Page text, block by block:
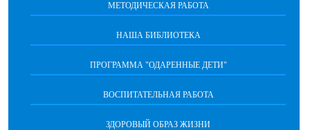
МЕТОДИЧЕСКАЯ РАБОТА
НАША БИБЛИОТЕКА
ПРОГРАММА "ОДАРЕННЫЕ ДЕТИ"
ВОСПИТАТЕЛЬНАЯ РАБОТА
ЗДОРОВЫЙ ОБРАЗ ЖИЗНИ